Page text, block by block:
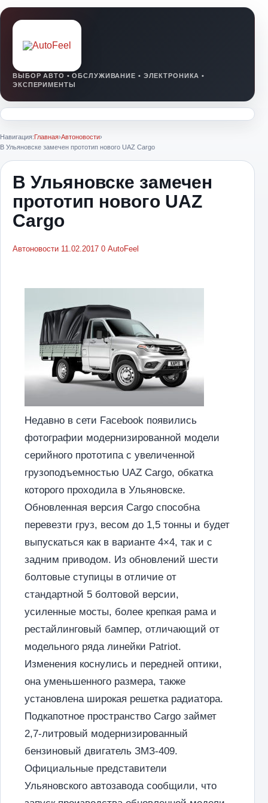
Навигация:Главная›Автоновости›
В Ульяновске замечен прототип нового UAZ Cargo
В Ульяновске замечен
прототип нового UAZ
Cargo
Автоновости 11.02.2017 0 AutoFeel
Недавно в сети Facebook появились
фотографии модернизированной модели
серийного прототипа с увеличенной
грузоподъемностью UAZ Cargo, обкатка
которого проходила в Ульяновске.
Обновленная версия Cargo способна
перевезти груз, весом до 1,5 тонны и будет
выпускаться как в варианте 4×4, так и с
задним приводом. Из обновлений шести
болтовые ступицы в отличие от
стандартной 5 болтовой версии,
усиленные мосты, более крепкая рама и
рестайлинговый бампер, отличающий от
модельного ряда линейки Patriot.
Изменения коснулись и передней оптики,
она уменьшенного размера, также
установлена широкая решетка радиатора.
Подкапотное пространство Cargo займет
2,7-литровый модернизированный
бензиновый двигатель ЗМЗ-409.
Официальные представители
Ульяновского автозавода сообщили, что